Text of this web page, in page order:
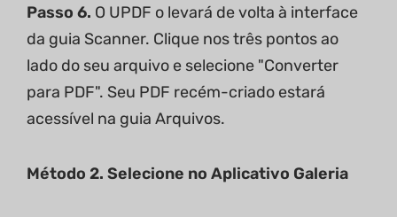
Passo 6. O UPDF o levará de volta à interface
da guia Scanner. Clique nos três pontos ao
lado do seu arquivo e selecione "Converter
para PDF". Seu PDF recém-criado estará
acessível na guia Arquivos.
Método 2. Selecione no Aplicativo Galeria